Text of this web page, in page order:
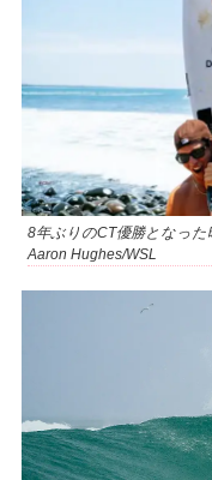
8年ぶりのCT優勝となった
Aaron Hughes/WSL